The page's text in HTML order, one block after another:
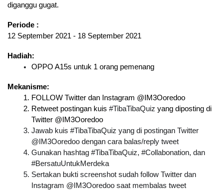
diganggu gugat.
Periode :
12 September 2021 - 18 September 2021
Hadiah:
OPPO A15s untuk 1 orang pemenang
Mekanisme:
FOLLOW Twitter dan Instagram @IM3Ooredoo
Retweet postingan kuis #TibaTibaQuiz yang diposting di
Twitter @IM3Ooredoo
Jawab kuis #TibaTibaQuiz yang di postingan Twitter
@IM3Ooredoo dengan cara balas/reply tweet
Gunakan hashtag #TibaTibaQuiz, #Collabonation, dan
#BersatuUntukMerdeka
Sertakan bukti screenshot sudah follow Twitter dan
Instagram @IM3Ooredoo saat membalas tweet